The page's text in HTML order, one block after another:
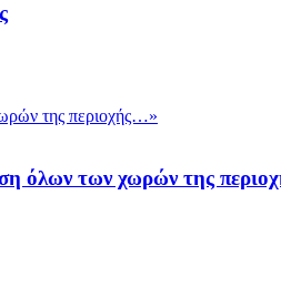
όλων των χωρών της